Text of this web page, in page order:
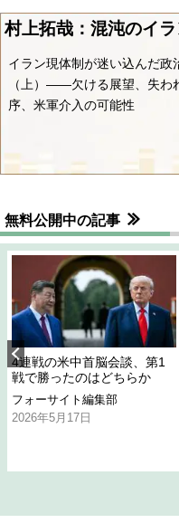
村上拓哉：混沌のイ
イラン現体制が迷い込んだ政
（上）――欠ける展望、失わ
序、米軍介入の可能性
無料公開中の記事
4連戦の米中首脳会談、第1
戦で勝ったのはどちらか
フォーサイト編集部
2026年5月17日